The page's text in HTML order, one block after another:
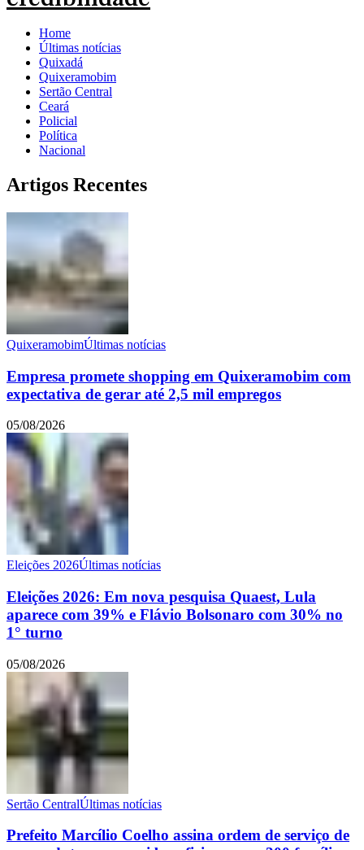
Home
Últimas notícias
Quixadá
Quixeramobim
Sertão Central
Ceará
Policial
Política
Nacional
Artigos Recentes
QuixeramobimÚltimas notícias
Empresa promete shopping em Quixeramobim com
expectativa de gerar até 2,5 mil empregos
05/08/2026
Eleições 2026Últimas notícias
Eleições 2026: Em nova pesquisa Quaest, Lula
aparece com 39% e Flávio Bolsonaro com 30% no
1° turno
05/08/2026
Sertão CentralÚltimas notícias
Prefeito Marcílio Coelho assina ordem de serviço de